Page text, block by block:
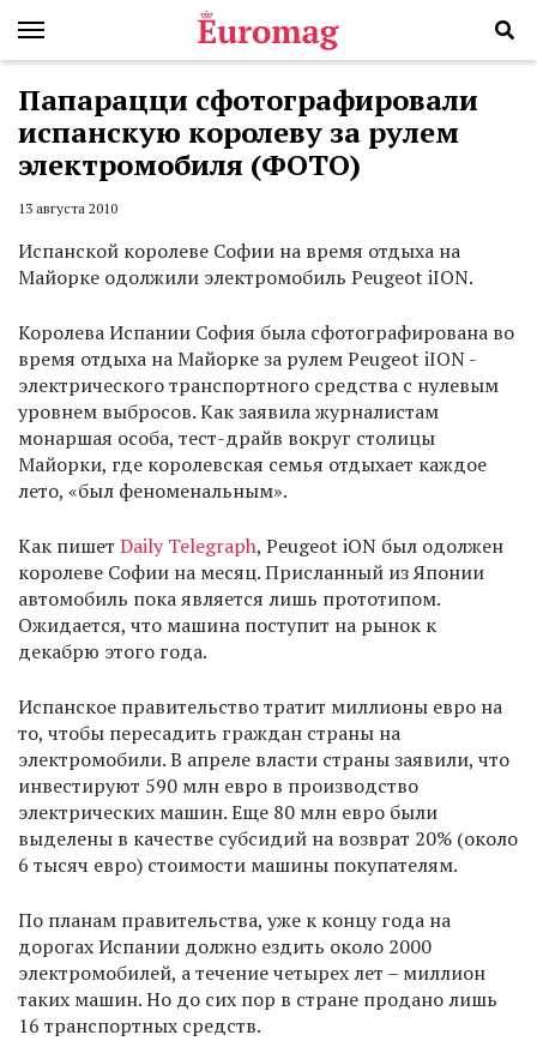
Папарацци сфотографировали
испанскую королеву за рулем
электромобиля (ФОТО)
13 августа 2010
Испанской королеве Софии на время отдыха на
Майорке одолжили электромобиль Peugeot iION.
Королева Испании София была сфотографирована во
время отдыха на Майорке за рулем Peugeot iION -
электрического транспортного средства с нулевым
уровнем выбросов. Как заявила журналистам
монаршая особа, тест-драйв вокруг столицы
Майорки, где королевская семья отдыхает каждое
лето, «был феноменальным».
Как пишет Daily Telegraph, Peugeot iON был одолжен
королеве Софии на месяц. Присланный из Японии
автомобиль пока является лишь прототипом.
Ожидается, что машина поступит на рынок к
декабрю этого года.
Испанское правительство тратит миллионы евро на
то, чтобы пересадить граждан страны на
электромобили. В апреле власти страны заявили, что
инвестируют 590 млн евро в производство
электрических машин. Еще 80 млн евро были
выделены в качестве субсидий на возврат 20% (около
6 тысяч евро) стоимости машины покупателям.
По планам правительства, уже к концу года на
дорогах Испании должно ездить около 2000
электромобилей, а течение четырех лет – миллион
таких машин. Но до сих пор в стране продано лишь
16 транспортных средств.